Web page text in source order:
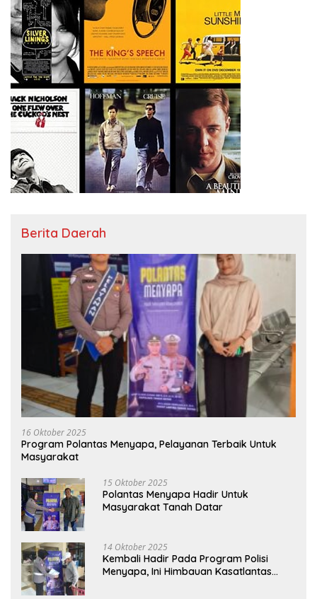
Berita Daerah
16 Oktober 2025
Program Polantas Menyapa, Pelayanan Terbaik Untuk
Masyarakat
15 Oktober 2025
Polantas Menyapa Hadir Untuk
Masyarakat Tanah Datar
14 Oktober 2025
Kembali Hadir Pada Program Polisi
Menyapa, Ini Himbauan Kasatlantas